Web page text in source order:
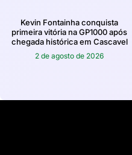
Kevin Fontainha conquista
primeira vitória na GP1000 após
chegada histórica em Cascavel
2 de agosto de 2026